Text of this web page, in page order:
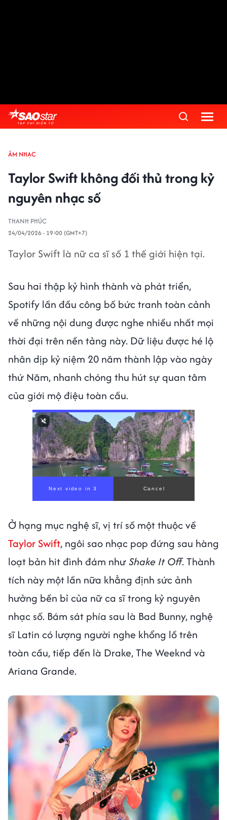
ÂM NHẠC
Taylor Swift không đối thủ trong kỷ
nguyên nhạc số
THANH PHÚC
24/04/2026 - 19:00 (GMT+7)
Taylor Swift là nữ ca sĩ số 1 thế giới hiện tại.
Sau hai thập kỷ hình thành và phát triển,
Spotify lần đầu công bố bức tranh toàn cảnh
về những nội dung được nghe nhiều nhất mọi
thời đại trên nền tảng này. Dữ liệu được hé lộ
nhân dịp kỷ niệm 20 năm thành lập vào ngày
thứ Năm, nhanh chóng thu hút sự quan tâm
của giới mộ điệu toàn cầu.
Ở hạng mục nghệ sĩ, vị trí số một thuộc về
Taylor Swift, ngôi sao nhạc pop đứng sau hàng
loạt bản hit đình đám nhưShake It Off. Thành
tích này một lần nữa khẳng định sức ảnh
hưởng bền bỉ của nữ ca sĩ trong kỷ nguyên
nhạc số. Bám sát phía sau là Bad Bunny, nghệ
sĩ Latin có lượng người nghe khổng lồ trên
toàn cầu, tiếp đến là Drake, The Weeknd và
Ariana Grande.